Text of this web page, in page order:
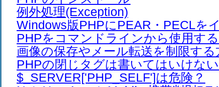
例外処理(Exception)
Windows版PHPにPEAR・PECLを
PHPをコマンドラインから使用す
画像の保存やメール転送を制限する
PHPの閉じタグは書いてはいけない
$_SERVER['PHP_SELF']は危険？